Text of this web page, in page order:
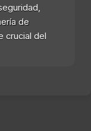
de
crucial del